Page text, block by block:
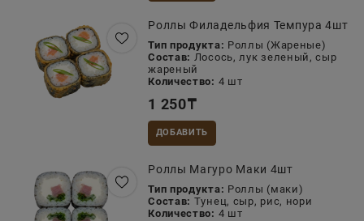
Роллы Филадельфия Темпура 4шт
Тип продукта: Роллы (Жареные)
Состав: Лосось, лук зеленый, сыр
жареный
Количество: 4 шт
1 250₸
ДОБАВИТЬ
Роллы Магуро Маки 4шт
Тип продукта: Роллы (маки)
Состав: Тунец, сыр, рис, нори
Количество: 4 шт